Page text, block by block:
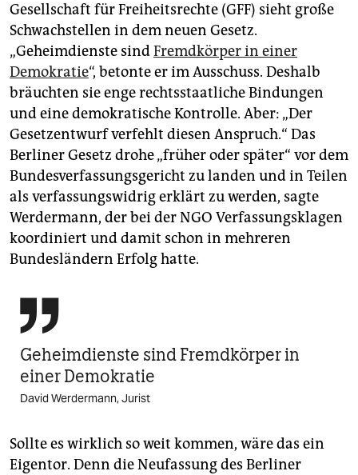
Gesellschaft für Freiheitsrechte (GFF) sieht große
Schwachstellen in dem neuen Gesetz.
„Geheimdienste sindFremdkörper in einer
Demokratie“, betonte er im Ausschuss. Deshalb
bräuchten sie enge rechtsstaatliche Bindungen
und eine demokratische Kontrolle. Aber: „Der
Gesetzentwurf verfehlt diesen Anspruch.“ Das
Berliner Gesetz drohe „früher oder später“ vor dem
Bundesverfassungsgericht zu landen und in Teilen
als verfassungswidrig erklärt zu werden, sagte
Werdermann, der bei der NGO Verfassungsklagen
koordiniert und damit schon in mehreren
Bundesländern Erfolg hatte.

Geheimdienste sind Fremdkörper in
einer Demokratie
David Werdermann, Jurist
Sollte es wirklich so weit kommen, wäre das ein
Eigentor. Denn die Neufassung des Berliner